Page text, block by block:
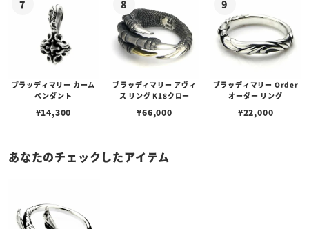
ブラッディマリー カーム
ペンダント
¥14,300
ブラッディマリー アヴィ
ス リング K18クロー
¥66,000
ブラッディマリー Order
オーダー リング
¥22,000
あなたのチェックしたアイテム